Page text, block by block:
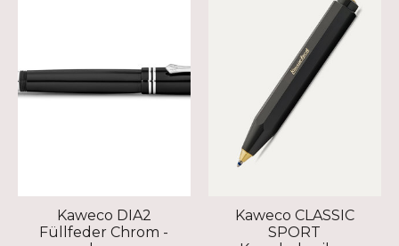
Kaweco DIA2
Füllfeder Chrom -
Kaweco CLASSIC
SPORT